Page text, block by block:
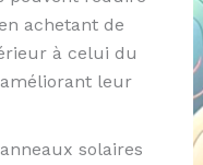
achetant de
à celui du
leur
solaires